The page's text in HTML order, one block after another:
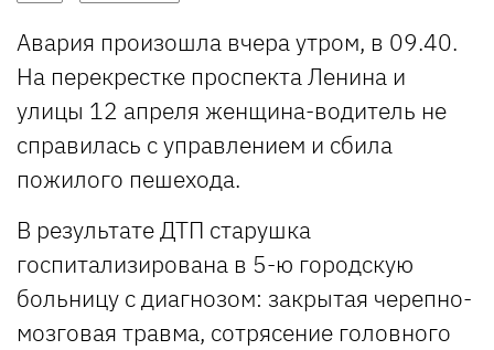
Авария произошла вчера утром, в 09.40.
На перекрестке проспекта Ленина и
улицы 12 апреля женщина-водитель не
справилась с управлением и сбила
пожилого пешехода.
В результате ДТП старушка
госпитализирована в 5-ю городскую
больницу с диагнозом: закрытая черепно-
мозговая травма, сотрясение головного